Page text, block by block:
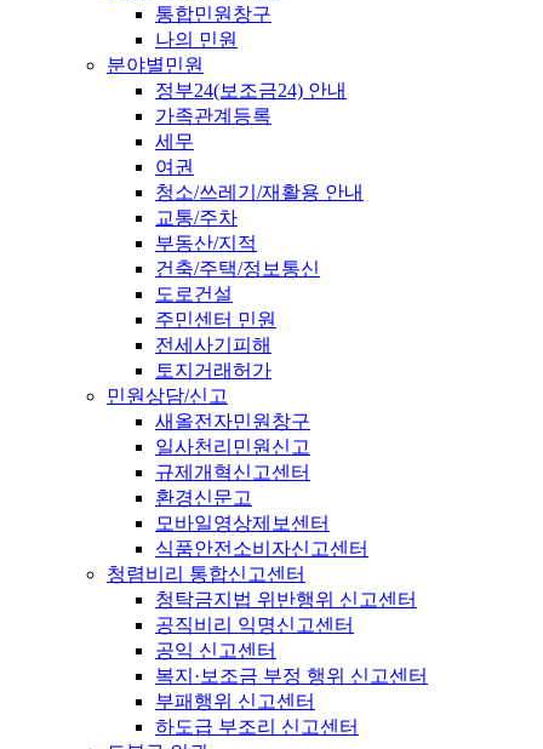
통합민원창구
나의 민원
분야별민원
정부24(보조금24) 안내
가족관계등록
세무
여권
청소/쓰레기/재활용 안내
교통/주차
부동산/지적
건축/주택/정보통신
도로건설
주민센터 민원
전세사기피해
토지거래허가
민원상담/신고
새올전자민원창구
일사천리민원신고
규제개혁신고센터
환경신문고
모바일영상제보센터
식품안전소비자신고센터
청렴비리 통합신고센터
청탁금지법 위반행위 신고센터
공직비리 익명신고센터
공익 신고센터
복지·보조금 부정 행위 신고센터
부패행위 신고센터
하도급 부조리 신고센터